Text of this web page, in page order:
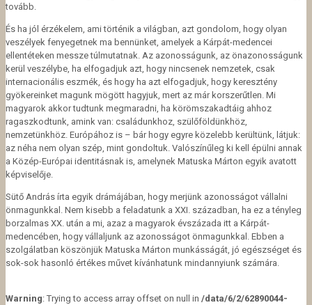
tovább.
És ha jól érzékelem, ami történik a világban, azt gondolom, hogy olyan
veszélyek fenyegetnek ma bennünket, amelyek a Kárpát-medencei
ellentéteken messze túlmutatnak. Az azonosságunk, az önazonosságunk
kerül veszélybe, ha elfogadjuk azt, hogy nincsenek nemzetek, csak
internacionális eszmék, és hogy ha azt elfogadjuk, hogy keresztény
gyökereinket magunk mögött hagyjuk, mert az már korszerűtlen. Mi
magyarok akkor tudtunk megmaradni, ha körömszakadtáig ahhoz
ragaszkodtunk, amink van: családunkhoz, szülőföldünkhöz,
nemzetünkhöz. Európához is – bár hogy egyre közelebb kerültünk, látjuk:
az néha nem olyan szép, mint gondoltuk. Valószínűleg ki kell épülni annak
a Közép-Európai identitásnak is, amelynek Matuska Márton egyik avatott
képviselője.
Sütő András írta egyik drámájában, hogy merjünk azonosságot vállalni
önmagunkkal. Nem kisebb a feladatunk a XXI. században, ha ez a tényleg
borzalmas XX. után a mi, azaz a magyarok évszázada itt a Kárpát-
medencében, hogy vállaljunk az azonosságot önmagunkkal. Ebben a
szolgálatban köszönjük Matuska Márton munkásságát, jó egészséget és
sok-sok hasonló értékes művet kívánhatunk mindannyiunk számára.
Warning: Trying to access array offset on null in /data/6/2/62890044-